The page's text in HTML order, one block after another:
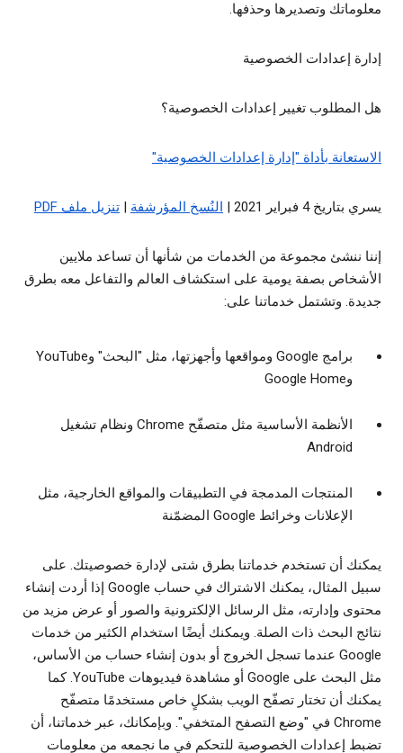
معلوماتك وتصديرها وحذفها.
إدارة إعدادات الخصوصية
هل المطلوب تغيير إعدادات الخصوصية؟
الاستعانة بأداة "إدارة إعدادات الخصوصية"
يسري بتاريخ 4 فبراير 2021 | النُسخ المؤرشفة | تنزيل ملف PDF
إننا ننشئ مجموعة من الخدمات من شأنها أن تساعد ملايين
الأشخاص بصفة يومية على استكشاف العالم والتفاعل معه بطرق
جديدة. وتشتمل خدماتنا على:
برامج Google ومواقعها وأجهزتها، مثل "البحث" وYouTube
وGoogle Home
الأنظمة الأساسية مثل متصفّح Chrome ونظام تشغيل
Android
المنتجات المدمجة في التطبيقات والمواقع الخارجية، مثل
الإعلانات وخرائط Google المضمّنة
يمكنك أن تستخدم خدماتنا بطرق شتى لإدارة خصوصيتك. على
سبيل المثال، يمكنك الاشتراك في حساب Google إذا أردت إنشاء
محتوى وإدارته، مثل الرسائل الإلكترونية والصور أو عرض مزيد من
نتائج البحث ذات الصلة. ويمكنك أيضًا استخدام الكثير من خدمات
Google عندما تسجل الخروج أو بدون إنشاء حساب من الأساس،
مثل البحث على Google أو مشاهدة فيديوهات YouTube. كما
يمكنك أن تختار تصفّح الويب بشكلٍ خاص مستخدمًا متصفّح
Chrome في "وضع التصفح المتخفي". وبإمكانك، عبر خدماتنا، أن
تضبط إعدادات الخصوصية للتحكم في ما نجمعه من معلومات